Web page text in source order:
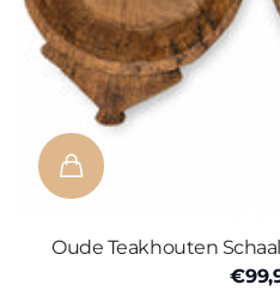
Oude Teakhouten